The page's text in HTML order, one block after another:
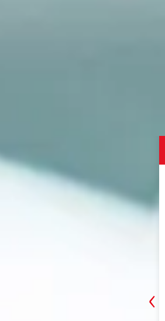
‹
20時間以内 在宅・リモートワーク